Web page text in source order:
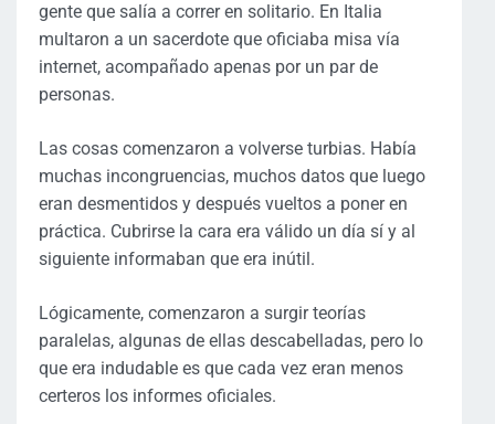
gente que salía a correr en solitario. En Italia
multaron a un sacerdote que oficiaba misa vía
internet, acompañado apenas por un par de
personas.
Las cosas comenzaron a volverse turbias. Había
muchas incongruencias, muchos datos que luego
eran desmentidos y después vueltos a poner en
práctica. Cubrirse la cara era válido un día sí y al
siguiente informaban que era inútil.
Lógicamente, comenzaron a surgir teorías
paralelas, algunas de ellas descabelladas, pero lo
que era indudable es que cada vez eran menos
certeros los informes oficiales.